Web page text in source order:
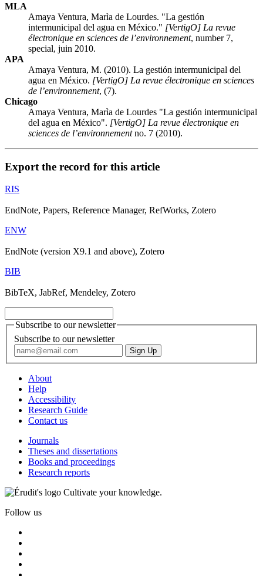
MLA
Amaya Ventura, Marìa de Lourdes. "La gestión
intermunicipal del agua en México." [VertigO] La revue
électronique en sciences de l’environnement, number 7,
special, juin 2010.
APA
Amaya Ventura, M. (2010). La gestión intermunicipal del
agua en México. [VertigO] La revue électronique en sciences
de l’environnement, (7).
Chicago
Amaya Ventura, Marìa de Lourdes "La gestión intermunicipal
del agua en México". [VertigO] La revue électronique en
sciences de l’environnementno. 7 (2010).
Export the record for this article
RIS
EndNote, Papers, Reference Manager, RefWorks, Zotero
ENW
EndNote (version X9.1 and above), Zotero
BIB
BibTeX, JabRef, Mendeley, Zotero
Subscribe to our newsletter
Subscribe to our newsletter
About
Help
Accessibility
Research Guide
Contact us
Journals
Theses and dissertations
Books and proceedings
Research reports
Cultivate your knowledge.
Follow us